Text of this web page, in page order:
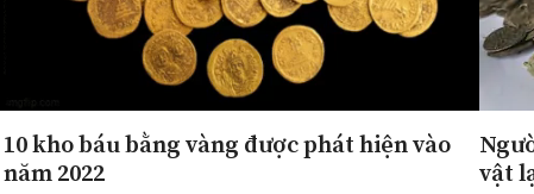
10 kho báu bằng vàng được phát hiện vào
năm 2022
vật